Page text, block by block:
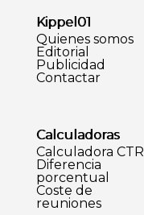
Kippel01
Quienes somos
Editorial
Publicidad
Contactar
Calculadoras
Calculadora CTR
Diferencia
porcentual
Coste de
reuniones